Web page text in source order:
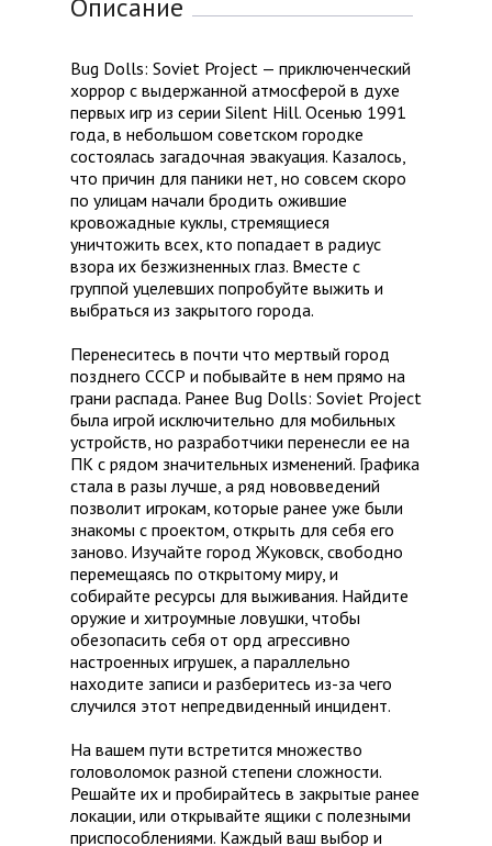
Описание
Bug Dolls: Soviet Project — приключенческий
хоррор с выдержанной атмосферой в духе
первых игр из серии Silent Hill. Осенью 1991
года, в небольшом советском городке
состоялась загадочная эвакуация. Казалось,
что причин для паники нет, но совсем скоро
по улицам начали бродить ожившие
кровожадные куклы, стремящиеся
уничтожить всех, кто попадает в радиус
взора их безжизненных глаз. Вместе с
группой уцелевших попробуйте выжить и
выбраться из закрытого города.
Перенеситесь в почти что мертвый город
позднего СССР и побывайте в нем прямо на
грани распада. Ранее Bug Dolls: Soviet Project
была игрой исключительно для мобильных
устройств, но разработчики перенесли ее на
ПК с рядом значительных изменений. Графика
стала в разы лучше, а ряд нововведений
позволит игрокам, которые ранее уже были
знакомы с проектом, открыть для себя его
заново. Изучайте город Жуковск, свободно
перемещаясь по открытому миру, и
собирайте ресурсы для выживания. Найдите
оружие и хитроумные ловушки, чтобы
обезопасить себя от орд агрессивно
настроенных игрушек, а параллельно
находите записи и разберитесь из-за чего
случился этот непредвиденный инцидент.
На вашем пути встретится множество
головоломок разной степени сложности.
Решайте их и пробирайтесь в закрытые ранее
локации, или открывайте ящики с полезными
приспособлениями. Каждый ваш выбор и